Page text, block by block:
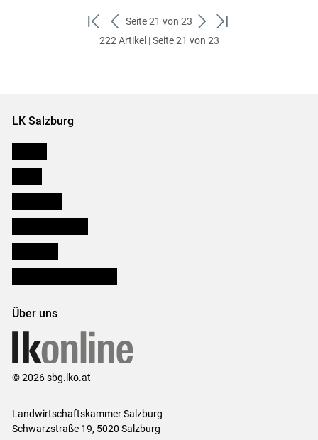
zum
ersten
zurück
zum
Seite 21 von 23
weiter
zum
zum
222 Artikel | Seite 21 von 23
LK Salzburg
Über uns
© 2026 sbg.lko.at
Landwirtschaftskammer Salzburg
Schwarzstraße 19, 5020 Salzburg